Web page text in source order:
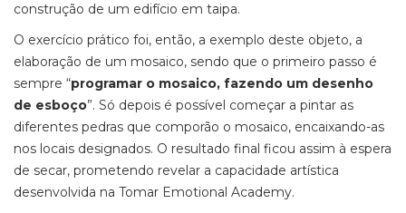
construção de um edifício em taipa.
O exercício prático foi, então, a exemplo deste objeto, a
elaboração de um mosaico, sendo que o primeiro passo é
sempre “programar o mosaico, fazendo um desenho
de esboço”. Só depois é possível começar a pintar as
diferentes pedras que comporão o mosaico, encaixando-as
nos locais designados. O resultado final ficou assim à espera
de secar, prometendo revelar a capacidade artística
desenvolvida na Tomar Emotional Academy.